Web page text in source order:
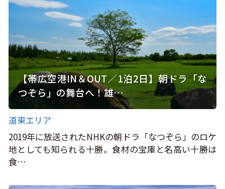
【帯広空港IN＆OUT／1泊2日】朝ドラ「な
つぞら」の舞台へ！雄…
道東エリア
2019年に放送されたNHKの朝ドラ「なつぞら」のロケ
地としても知られる十勝。食材の宝庫と名高い十勝は
食…